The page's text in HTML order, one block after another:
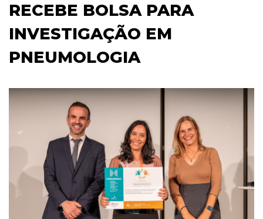
RECEBE BOLSA PARA
INVESTIGAÇÃO EM
PNEUMOLOGIA